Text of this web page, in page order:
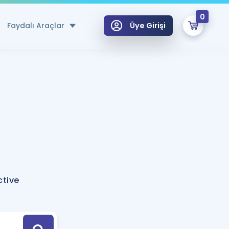
Faydalı Araçlar
Hesaplama Aracı
için Öneriler
Tek Takvimde
Üye Girişi
0
Hoca ile seni sınava hazırlayacak onlarca eğitim seni bekliyor!